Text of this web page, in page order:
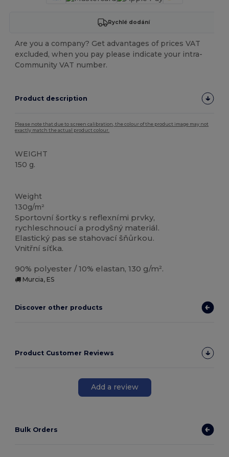
Rychlé dodání
Are you a company? Get advantages of prices VAT
excluded, when you pay please indicate your intra-
Community VAT number.
Product description
Please note that due to screen calibration, the colour of the product image may not
exactly match the actual product colour.
WEIGHT
150 g.
Weight
130g/m²
Sportovní šortky s reflexními prvky,
rychleschnoucí a prodyšný materiál.
Elastický pas se stahovací šňůrkou.
Vnitřní síťka.
90% polyester / 10% elastan, 130 g/m².
Murcia, ES
Discover other products
Product Customer Reviews
Add a review
Bulk Orders